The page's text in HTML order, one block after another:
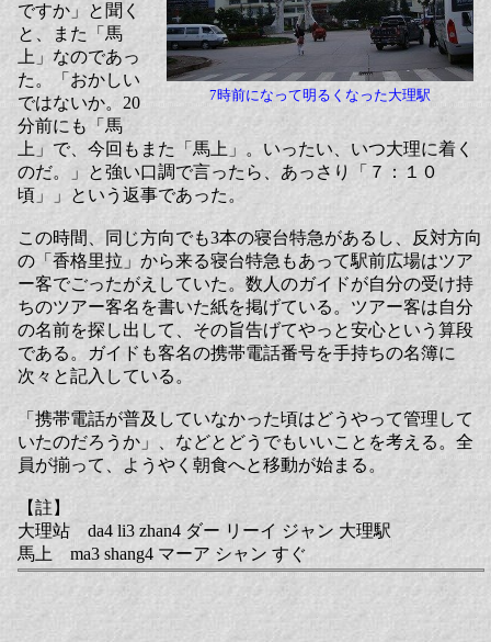
7時前になって明るくなった大理駅
ですか」と聞く
と、また「馬
上」なのであっ
た。「おかしい
ではないか。20
分前にも「馬
上」で、今回もまた「馬上」。いったい、いつ大理に着く
のだ。」と強い口調で言ったら、あっさり「７：１０
頃」」という返事であった。
この時間、同じ方向でも3本の寝台特急があるし、反対方向
の「香格里拉」から来る寝台特急もあって駅前広場はツア
ー客でごったがえしていた。数人のガイドが自分の受け持
ちのツアー客名を書いた紙を掲げている。ツアー客は自分
の名前を探し出して、その旨告げてやっと安心という算段
である。ガイドも客名の携帯電話番号を手持ちの名簿に
次々と記入している。
「携帯電話が普及していなかった頃はどうやって管理して
いたのだろうか」、などとどうでもいいことを考える。全
員が揃って、ようやく朝食へと移動が始まる。
【註】
大理站 da4 li3 zhan4 ダー リーイ ジャン 大理駅
馬上 ma3 shang4 マーア シャン すぐ